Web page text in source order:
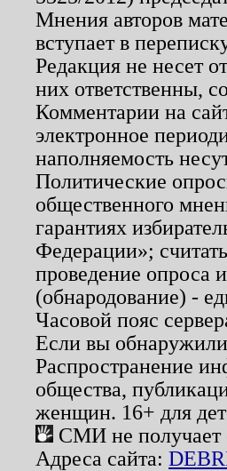
Мнения авторов
вступает в
Редакция не несет
них ответственны,
Комментарии на
электронное
наполняемость
Политические
общественного
гарантиях
Федерации»;
проведение опроса
(обнародование) -
Часовой пояс
Если вы
Распространение
общества,
женщин. 16+ для
СМИ не получает
Адреса сайта: